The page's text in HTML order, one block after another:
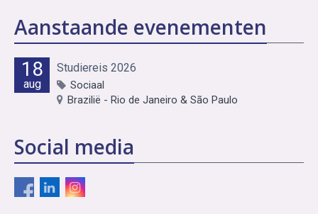
Aanstaande evenementen
18
aug
Studiereis 2026
Sociaal
Brazilië - Rio de Janeiro & São Paulo
Social media